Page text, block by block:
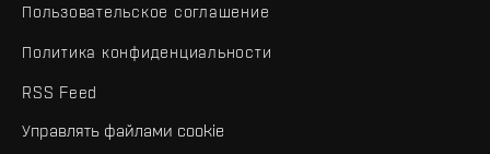
Пользовательское соглашение
Политика конфиденциальности
RSS Feed
Управлять файлами cookie